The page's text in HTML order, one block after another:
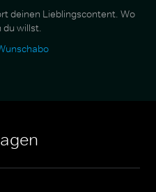
deinen Lieblingscontent. Wo
du willst.